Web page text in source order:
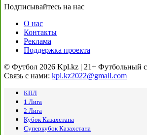
Подписывайтесь на нас
О нас
Контакты
Реклама
Поддержка проекта
© Футбол 2026 Kpl.kz | 21+ Футбольный
Связь с нами: kpl.kz2022@gmail.com
КПЛ
1 Лига
2 Лига
Кубок Казахстана
Суперкубок Казахстана